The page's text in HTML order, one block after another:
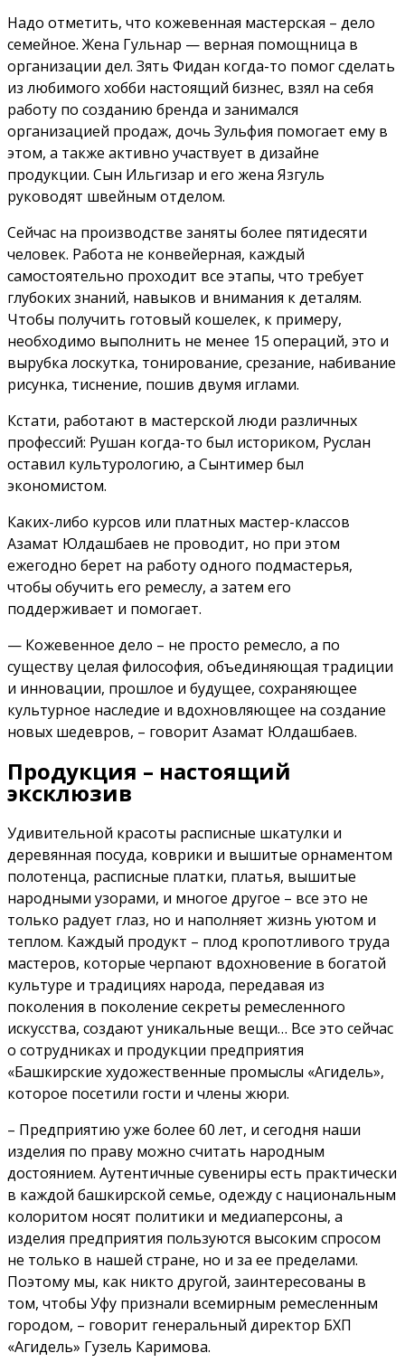
Надо отметить, что кожевенная мастерская – дело
семейное. Жена Гульнар — верная помощница в
организации дел. Зять Фидан когда-то помог сделать
из любимого хобби настоящий бизнес, взял на себя
работу по созданию бренда и занимался
организацией продаж, дочь Зульфия помогает ему в
этом, а также активно участвует в дизайне
продукции. Сын Ильгизар и его жена Язгуль
руководят швейным отделом.
Сейчас на производстве заняты более пятидесяти
человек. Работа не конвейерная, каждый
самостоятельно проходит все этапы, что требует
глубоких знаний, навыков и внимания к деталям.
Чтобы получить готовый кошелек, к примеру,
необходимо выполнить не менее 15 операций, это и
вырубка лоскутка, тонирование, срезание, набивание
рисунка, тиснение, пошив двумя иглами.
Кстати, работают в мастерской люди различных
профессий: Рушан когда-то был историком, Руслан
оставил культурологию, а Сынтимер был
экономистом.
Каких-либо курсов или платных мастер-классов
Азамат Юлдашбаев не проводит, но при этом
ежегодно берет на работу одного подмастерья,
чтобы обучить его ремеслу, а затем его
поддерживает и помогает.
— Кожевенное дело – не просто ремесло, а по
существу целая философия, объединяющая традиции
и инновации, прошлое и будущее, сохраняющее
культурное наследие и вдохновляющее на создание
новых шедевров, – говорит Азамат Юлдашбаев.
Продукция – настоящий
эксклюзив
Удивительной красоты расписные шкатулки и
деревянная посуда, коврики и вышитые орнаментом
полотенца, расписные платки, платья, вышитые
народными узорами, и многое другое – все это не
только радует глаз, но и наполняет жизнь уютом и
теплом. Каждый продукт – плод кропотливого труда
мастеров, которые черпают вдохновение в богатой
культуре и традициях народа, передавая из
поколения в поколение секреты ремесленного
искусства, создают уникальные вещи… Все это сейчас
о сотрудниках и продукции предприятия
«Башкирские художественные промыслы «Агидель»,
которое посетили гости и члены жюри.
– Предприятию уже более 60 лет, и сегодня наши
изделия по праву можно считать народным
достоянием. Аутентичные сувениры есть практически
в каждой башкирской семье, одежду с национальным
колоритом носят политики и медиаперсоны, а
изделия предприятия пользуются высоким спросом
не только в нашей стране, но и за ее пределами.
Поэтому мы, как никто другой, заинтересованы в
том, чтобы Уфу признали всемирным ремесленным
городом, – говорит генеральный директор БХП
«Агидель» Гузель Каримова.